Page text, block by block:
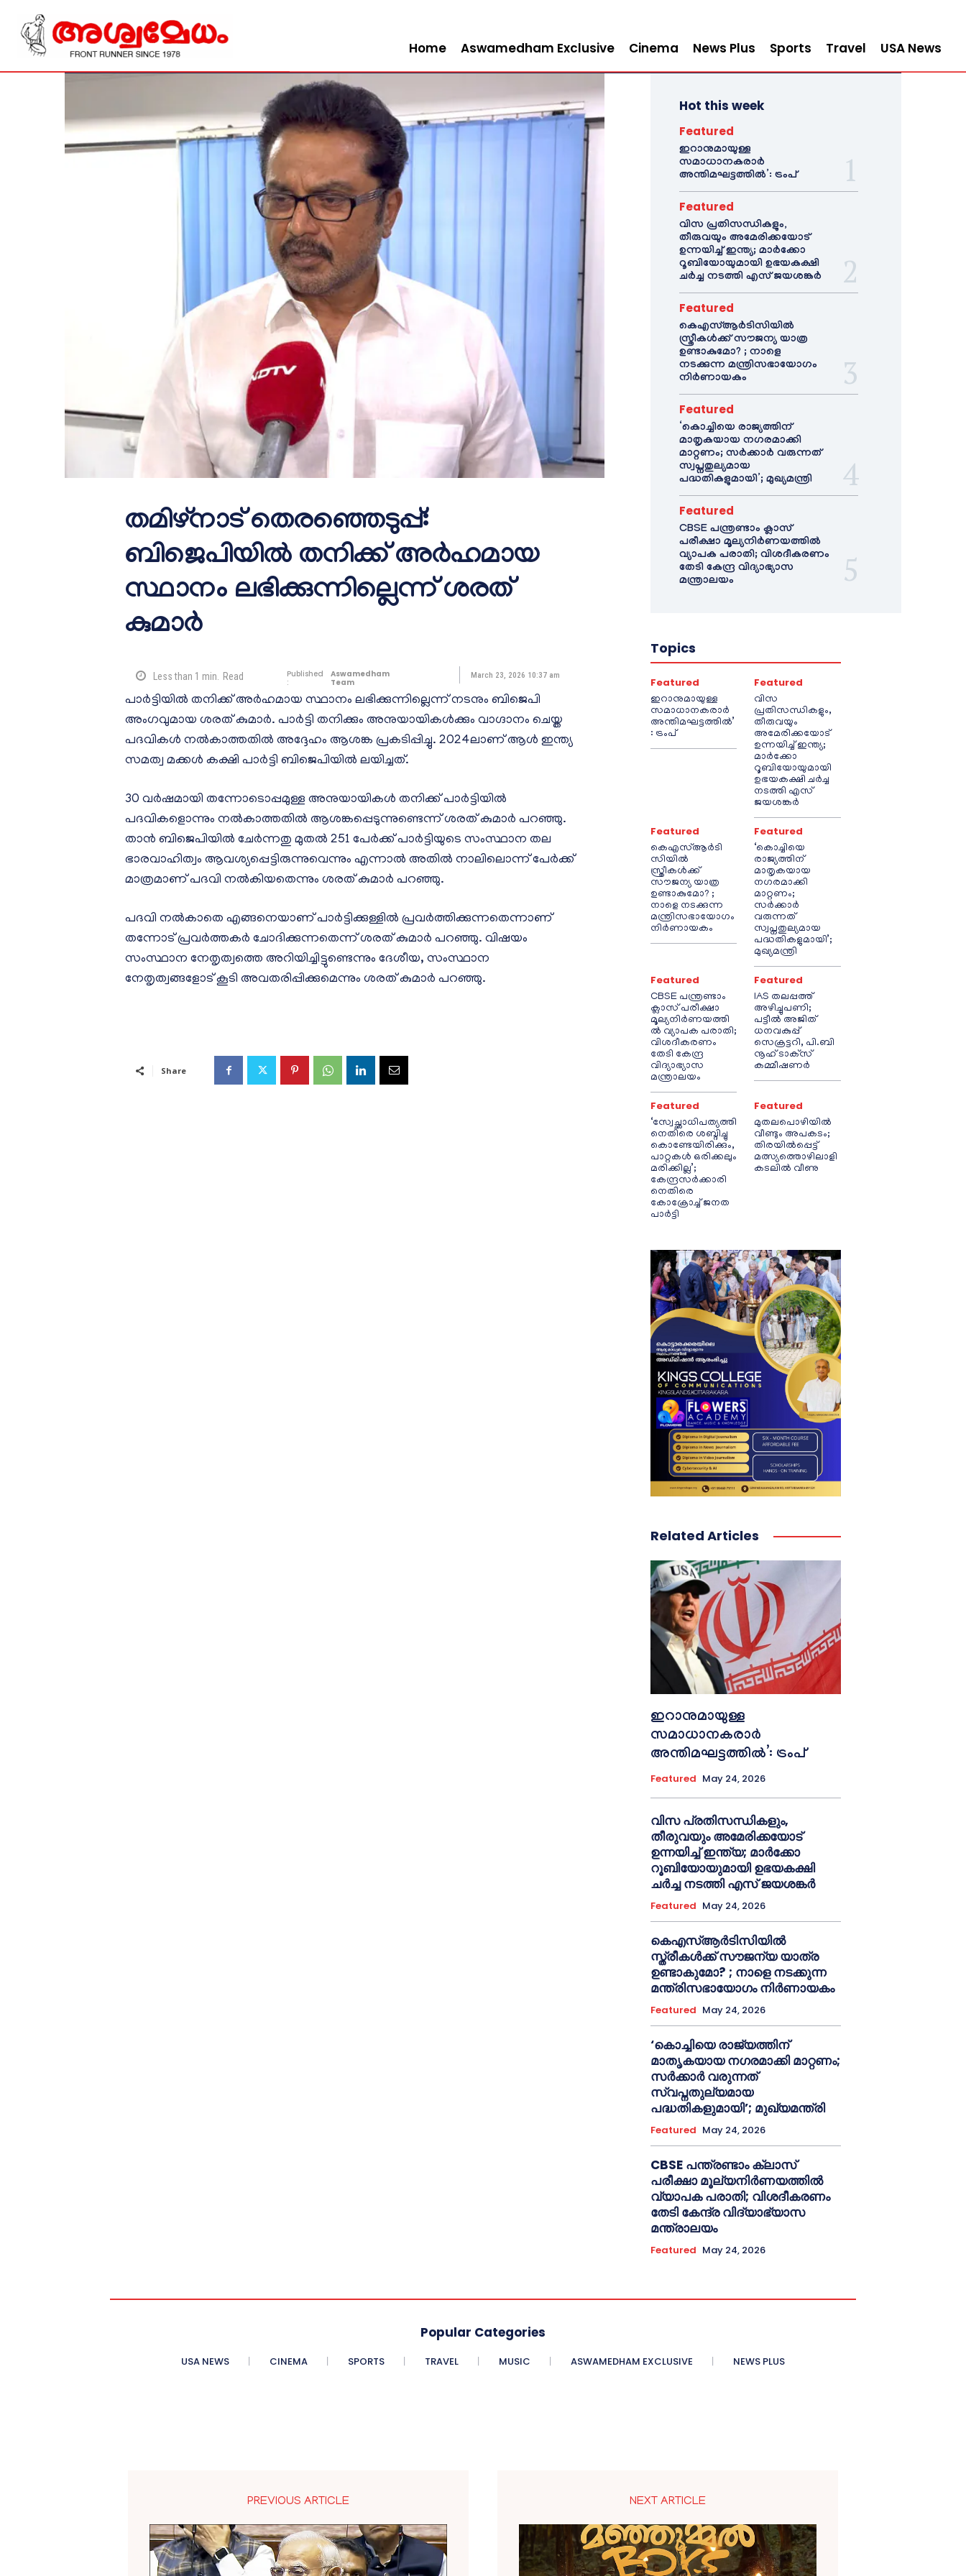
Home Aswamedham Exclusive Cinema News Plus Sports Travel USA News
തമിഴ്നാട് തെരഞ്ഞെടുപ്പ്:
ബിജെപിയിൽ തനിക്ക് അർഹമായ
സ്ഥാനം ലഭിക്കുന്നില്ലെന്ന് ശരത്
കുമാർ
Less than 1 min. Read
Published
:
Aswamedham
Team
March 23, 2026 10:37 am
പാർട്ടിയിൽ തനിക്ക് അർഹമായ സ്ഥാനം ലഭിക്കുന്നില്ലെന്ന് നടനും ബിജെപി
അംഗവുമായ ശരത് കുമാർ. പാർട്ടി തനിക്കും അനുയായികൾക്കും വാഗ്ദാനം ചെയ്ത
പദവികൾ നൽകാത്തതിൽ അദ്ദേഹം ആശങ്ക പ്രകടിപ്പിച്ചു. 2024ലാണ് ആൾ ഇന്ത്യ
സമത്വ മക്കൾ കക്ഷി പാർട്ടി ബിജെപിയിൽ ലയിച്ചത്.
30 വർഷമായി തന്നോടൊപ്പമുള്ള അനുയായികൾ തനിക്ക് പാർട്ടിയിൽ
പദവികളൊന്നും നൽകാത്തതിൽ ആശങ്കപ്പെടുന്നുണ്ടെന്ന് ശരത് കുമാർ പറഞ്ഞു.
താൻ ബിജെപിയിൽ ചേർന്നതു മുതൽ 251 പേർക്ക് പാർട്ടിയുടെ സംസ്ഥാന തല
ഭാരവാഹിത്വം ആവശ്യപ്പെട്ടിരുന്നുവെന്നും എന്നാൽ അതിൽ നാലിലൊന്ന് പേർക്ക്
മാത്രമാണ് പദവി നൽകിയതെന്നും ശരത് കുമാർ പറഞ്ഞു.
പദവി നൽകാതെ എങ്ങനെയാണ് പാർട്ടിക്കുള്ളിൽ പ്രവർത്തിക്കുന്നതെന്നാണ്
തന്നോട് പ്രവർത്തകർ ചോദിക്കുന്നതെന്ന് ശരത് കുമാർ പറഞ്ഞു. വിഷയം
സംസ്ഥാന നേതൃത്വത്തെ അറിയിച്ചിട്ടുണ്ടെന്നും ദേശീയ, സംസ്ഥാന
നേതൃത്വങ്ങളോട് കൂടി അവതരിപ്പിക്കുമെന്നും ശരത് കുമാർ പറഞ്ഞു.
Share
Hot this week
Featured
ഇറാനുമായുള്ള
സമാധാനകരാർ
അന്തിമഘട്ടത്തിൽ‌’: ട്രംപ്
Featured
വിസ പ്രതിസന്ധികളും,
തീരുവയും അമേരിക്കയോട്
ഉന്നയിച്ച് ഇന്ത്യ; മാർക്കോ
റൂബിയോയുമായി ഉഭയകക്ഷി
ചർച്ച നടത്തി എസ് ജയശങ്കർ
Featured
കെഎസ്ആർടിസിയിൽ
സ്ത്രീകൾക്ക് സൗജന്യ യാത്ര
ഉണ്ടാകുമോ? ; നാളെ
നടക്കുന്ന മന്ത്രിസഭായോഗം
നിർണായകം
Featured
‘കൊച്ചിയെ രാജ്യത്തിന്
മാതൃകയായ നഗരമാക്കി
മാറ്റണം; സർക്കാർ വരുന്നത്
സ്വപ്നതുല്യമായ
പദ്ധതികളുമായി’; മുഖ്യമന്ത്രി
Featured
CBSE പന്ത്രണ്ടാം ക്ലാസ്
പരീക്ഷാ മൂല്യനിർണയത്തിൽ
വ്യാപക പരാതി; വിശദീകരണം
തേടി കേന്ദ്ര വിദ്യാഭ്യാസ
മന്ത്രാലയം
Topics
Featured
ഇറാനുമായുള്ള
സമാധാനകരാർ
അന്തിമഘട്ടത്തിൽ‌’
: ട്രംപ്
Featured
വിസ
പ്രതിസന്ധികളും,
തീരുവയും
അമേരിക്കയോട്
ഉന്നയിച്ച് ഇന്ത്യ;
മാർക്കോ
റൂബിയോയുമായി
ഉഭയകക്ഷി ചർച്ച
നടത്തി എസ്
ജയശങ്കർ
Featured
കെഎസ്ആർടി
സിയിൽ
സ്ത്രീകൾക്ക്
സൗജന്യ യാത്ര
ഉണ്ടാകുമോ? ;
നാളെ നടക്കുന്ന
മന്ത്രിസഭായോഗം
നിർണായകം
Featured
‘കൊച്ചിയെ
രാജ്യത്തിന്
മാതൃകയായ
നഗരമാക്കി
മാറ്റണം;
സർക്കാർ
വരുന്നത്
സ്വപ്നതുല്യമായ
പദ്ധതികളുമായി’;
മുഖ്യമന്ത്രി
Featured
CBSE പന്ത്രണ്ടാം
ക്ലാസ് പരീക്ഷാ
മൂല്യനിർണയത്തി
ൽ വ്യാപക പരാതി;
വിശദീകരണം
തേടി കേന്ദ്ര
വിദ്യാഭ്യാസ
മന്ത്രാലയം
Featured
IAS തലപ്പത്ത്
അഴിച്ചുപണി;
പട്ടീല്‍ അജിത്
ധനവകുപ്പ്
സെക്രട്ടറി, പി.ബി
നൂഹ് ടാക്‌സ്
കമ്മീഷണര്‍
Featured
‘സ്വേച്ഛാധിപത്യത്തി
നെതിരെ ശബ്ദിച്ചു
കൊണ്ടേയിരിക്കും,
പാറ്റകൾ ഒരിക്കലും
മരിക്കില്ല’;
കേന്ദ്രസർക്കാരി
നെതിരെ
കോക്രോച്ച് ജനത
പാർട്ടി
Featured
മുതലപൊഴിയിൽ
വീണ്ടും അപകടം;
തിരയിൽപ്പെട്ട്
മത്സ്യത്തൊഴിലാളി
കടലിൽ വീണു
Related Articles
ഇറാനുമായുള്ള
സമാധാനകരാർ
അന്തിമഘട്ടത്തിൽ‌’: ട്രംപ്
Featured May 24, 2026
വിസ പ്രതിസന്ധികളും,
തീരുവയും അമേരിക്കയോട്
ഉന്നയിച്ച് ഇന്ത്യ; മാർക്കോ
റൂബിയോയുമായി ഉഭയകക്ഷി
ചർച്ച നടത്തി എസ് ജയശങ്കർ
Featured May 24, 2026
കെഎസ്ആർടിസിയിൽ
സ്ത്രീകൾക്ക് സൗജന്യ യാത്ര
ഉണ്ടാകുമോ? ; നാളെ നടക്കുന്ന
മന്ത്രിസഭായോഗം നിർണായകം
Featured May 24, 2026
‘കൊച്ചിയെ രാജ്യത്തിന്
മാതൃകയായ നഗരമാക്കി മാറ്റണം;
സർക്കാർ വരുന്നത്
സ്വപ്നതുല്യമായ
പദ്ധതികളുമായി’; മുഖ്യമന്ത്രി
Featured May 24, 2026
CBSE പന്ത്രണ്ടാം ക്ലാസ്
പരീക്ഷാ മൂല്യനിർണയത്തിൽ
വ്യാപക പരാതി; വിശദീകരണം
തേടി കേന്ദ്ര വിദ്യാഭ്യാസ
മന്ത്രാലയം
Featured May 24, 2026
Popular Categories
USA NEWS CINEMA SPORTS TRAVEL MUSIC ASWAMEDHAM EXCLUSIVE NEWS PLUS
PREVIOUS ARTICLE NEXT ARTICLE